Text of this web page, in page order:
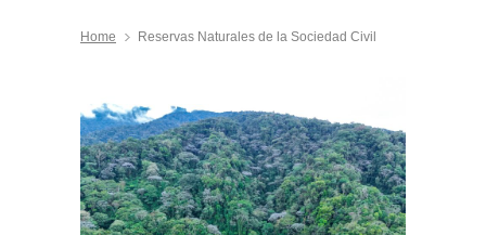
Home Reservas Naturales de la Sociedad Civil